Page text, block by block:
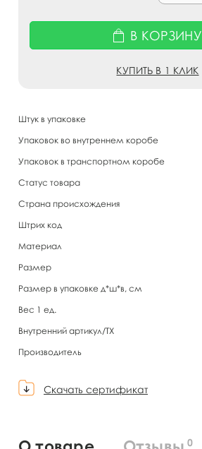
Штук в упаковке
Упаковок во внутреннем коробе
Упаковок в транспортном коробе
Статус товара
Страна происхождения
Штрих код
Материал
Размер
Размер в упаковке д*ш*в, см
Вес 1 ед.
Внутренний артикул/TX
Производитель
Скачать сертификат
В КОРЗИНУ
КУПИТЬ В 1 КЛИК
0